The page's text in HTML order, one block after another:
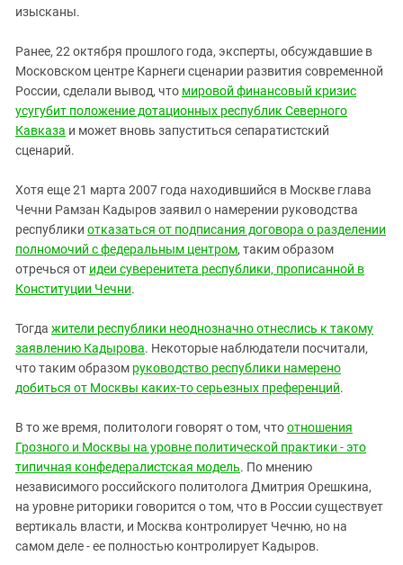
изысканы.
Ранее, 22 октября прошлого года, эксперты, обсуждавшие в
Московском центре Карнеги сценарии развития современной
России, сделали вывод, что мировой финансовый кризис
усугубит положение дотационных республик Северного
Кавказа и может вновь запуститься сепаратистский
сценарий.
Хотя еще 21 марта 2007 года находившийся в Москве глава
Чечни Рамзан Кадыров заявил о намерении руководства
республики отказаться от подписания договора о разделении
полномочий с федеральным центром, таким образом
отречься от идеи суверенитета республики, прописанной в
Конституции Чечни.
Тогда жители республики неоднозначно отнеслись к такому
заявлению Кадырова. Некоторые наблюдатели посчитали,
что таким образом руководство республики намерено
добиться от Москвы каких-то серьезных преференций.
В то же время, политологи говорят о том, чтоотношения
Грозного и Москвы на уровне политической практики - это
типичная конфедералистская модель. По мнению
независимого российского политолога Дмитрия Орешкина,
на уровне риторики говорится о том, что в России существует
вертикаль власти, и Москва контролирует Чечню, но на
самом деле - ее полностью контролирует Кадыров.